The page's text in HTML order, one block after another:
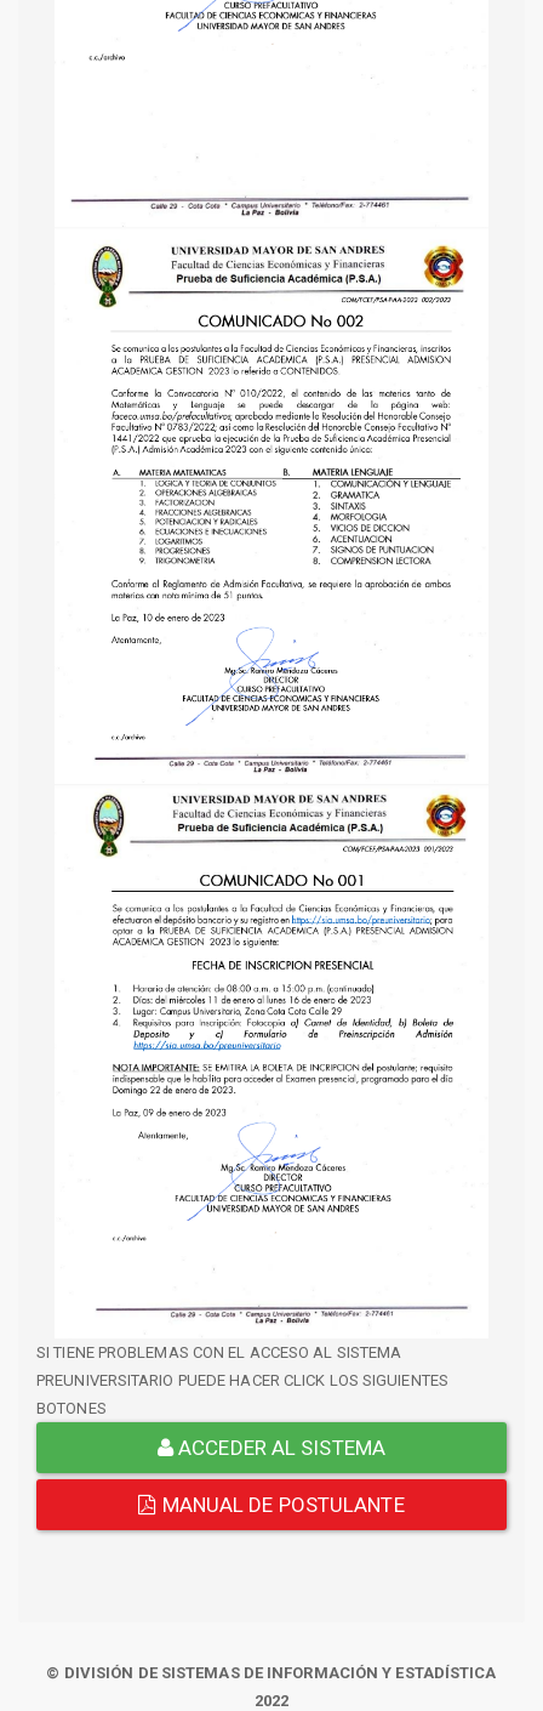
SI TIENE PROBLEMAS CON EL ACCESO AL SISTEMA
PREUNIVERSITARIO PUEDE HACER CLICK LOS SIGUIENTES
BOTONES
ACCEDER AL SISTEMA
MANUAL DE POSTULANTE
© DIVISIÓN DE SISTEMAS DE INFORMACIÓN Y ESTADÍSTICA
2022